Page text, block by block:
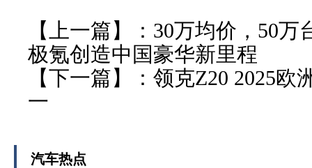
【上一篇】： 30万均价，50万
极氪创造中国豪华新里程
【下一篇】： 领克Z20 2025欧
一
汽车热点